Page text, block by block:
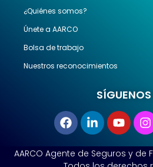
¿Quiénes somos?
Únete a AARCO
Bolsa de trabajo
Nuestros reconocimientos
SÍGUENOS
AARCO Agente de Seguros y de